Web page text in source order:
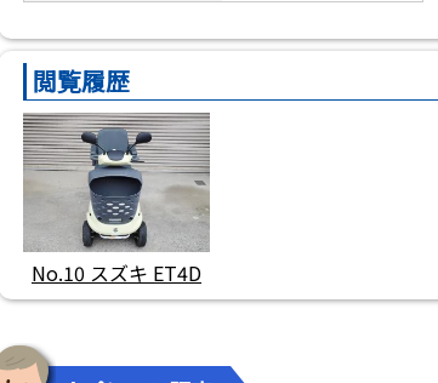
閲覧履歴
No.10 スズキ ET4D